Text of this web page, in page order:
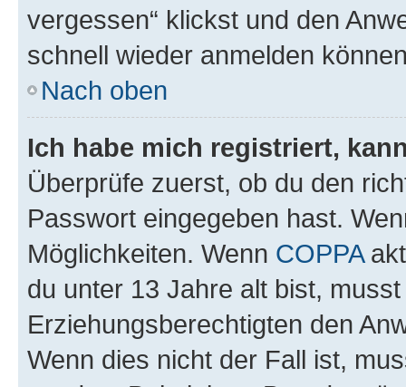
vergessen“ klickst und den
schnell wieder anmelden
Nach oben
Ich habe mich registriert,
Überprüfe zuerst, ob du den
Passwort eingegeben hast.
Möglichkeiten. Wenn COPPA
du unter 13 Jahre alt bist,
Erziehungsberechtigten den
Wenn dies nicht der Fall ist,